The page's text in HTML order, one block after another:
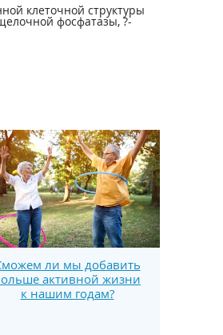
клеточной структуры
фосфатазы, ?-
ли мы добавить
активной жизни
к нашим годам?